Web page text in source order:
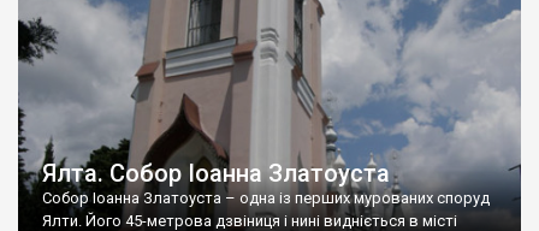
Ялта. Собор Іоанна Златоуста
Собор Іоанна Златоуста – одна із перших мурованих споруд
Ялти. Його 45-метрова дзвіниця і нині видніється в місті